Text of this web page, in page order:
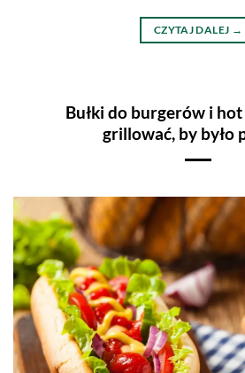
CZYTAJ DALEJ →
Bułki do burgerów i
grillować, by było